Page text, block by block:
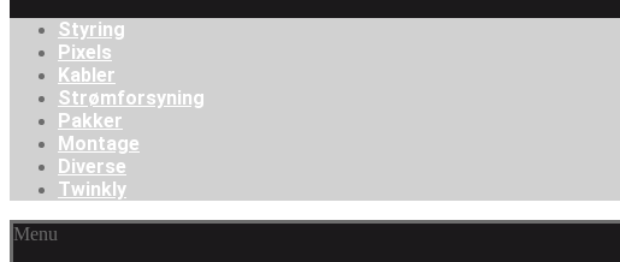
Styring
Pixels
Kabler
Strømforsyning
Pakker
Montage
Diverse
Twinkly
Menu